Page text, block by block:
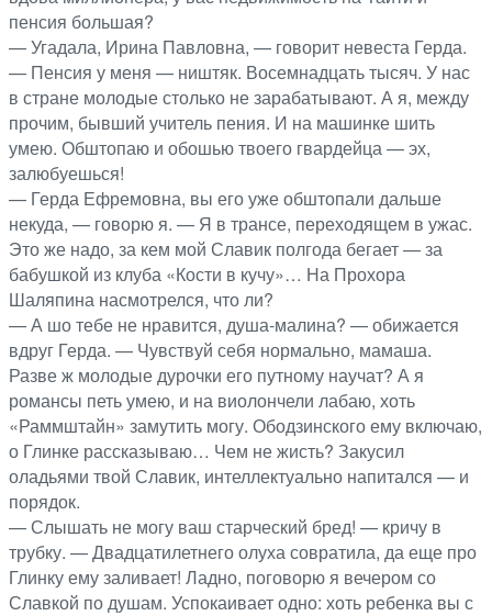
пенсия большая?
— Угадала, Ирина Павловна, — говорит невеста Герда.
— Пенсия у меня — ништяк. Восемнадцать тысяч. У нас
в стране молодые столько не зарабатывают. А я, между
прочим, бывший учитель пения. И на машинке шить
умею. Обштопаю и обошью твоего гвардейца — эх,
залюбуешься!
— Герда Ефремовна, вы его уже обштопали дальше
некуда, — говорю я. — Я в трансе, переходящем в ужас.
Это же надо, за кем мой Славик полгода бегает — за
бабушкой из клуба «Кости в кучу»… На Прохора
Шаляпина насмотрелся, что ли?
— А шо тебе не нравится, душа-малина? — обижается
вдруг Герда. — Чувствуй себя нормально, мамаша.
Разве ж молодые дурочки его путному научат? А я
романсы петь умею, и на виолончели лабаю, хоть
«Раммштайн» замутить могу. Ободзинского ему включаю,
о Глинке рассказываю… Чем не жисть? Закусил
оладьями твой Славик, интеллектуально напитался — и
порядок.
— Слышать не могу ваш старческий бред! — кричу в
трубку. — Двадцатилетнего олуха совратила, да еще про
Глинку ему заливает! Ладно, поговорю я вечером со
Славкой по душам. Успокаивает одно: хоть ребенка вы с